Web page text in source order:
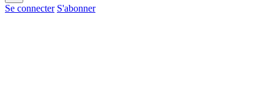
Se connecter S'abonner